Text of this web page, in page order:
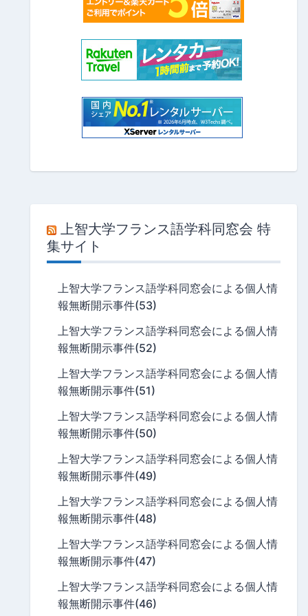
上智大学フランス語学科同窓会 特
集サイト
上智大学フランス語学科同窓会による個人情
報無断開示事件(53)
上智大学フランス語学科同窓会による個人情
報無断開示事件(52)
上智大学フランス語学科同窓会による個人情
報無断開示事件(51)
上智大学フランス語学科同窓会による個人情
報無断開示事件(50)
上智大学フランス語学科同窓会による個人情
報無断開示事件(49)
上智大学フランス語学科同窓会による個人情
報無断開示事件(48)
上智大学フランス語学科同窓会による個人情
報無断開示事件(47)
上智大学フランス語学科同窓会による個人情
報無断開示事件(46)